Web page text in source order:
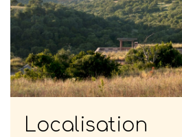
Localisation